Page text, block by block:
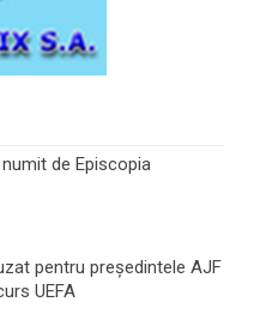
de Episcopia
pentru preşedintele AJF
UEFA